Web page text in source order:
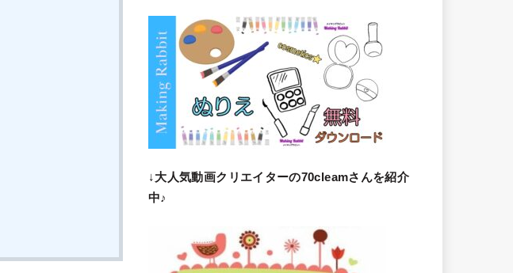
↓大人気動画クリエイターの70cleamさんを紹介
中♪